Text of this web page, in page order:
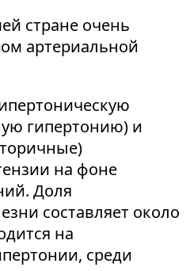
стране очень
артериальной
гипертонию) и
на фоне
Доля
составляет около
на
среди